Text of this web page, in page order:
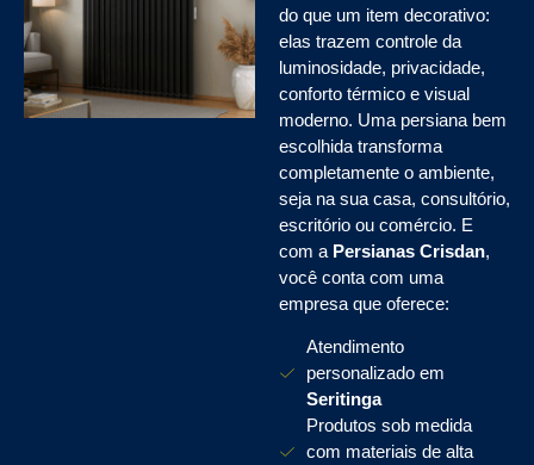
do que um item decorativo:
elas trazem controle da
luminosidade, privacidade,
conforto térmico e visual
moderno. Uma persiana bem
escolhida transforma
completamente o ambiente,
seja na sua casa, consultório,
escritório ou comércio. E
com a Persianas Crisdan,
você conta com uma
empresa que oferece:
Atendimento
personalizado em
Seritinga
Produtos sob medida
com materiais de alta